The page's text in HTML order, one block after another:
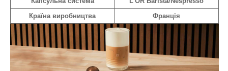
Країна виробництва
Франція